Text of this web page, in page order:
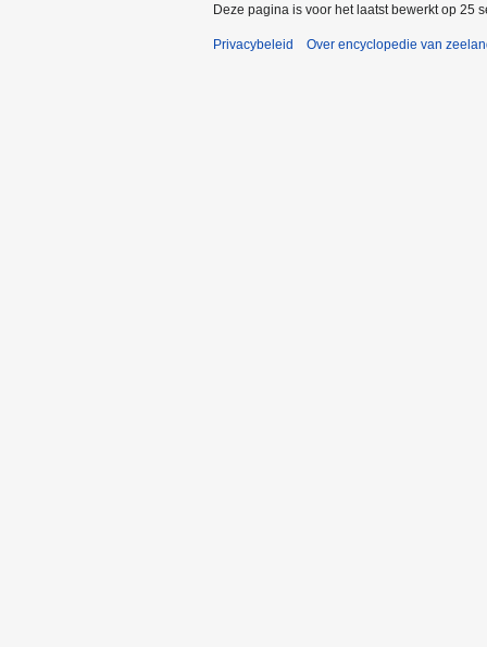
Deze pagina is voor het laatst bewerkt op 25
Privacybeleid Over encyclopedie van